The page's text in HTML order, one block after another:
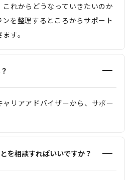
これからどうなっていきたいのか
を整理するところからサポート
す。
ャリアアドバイザーから、サポー
を相談すればいいですか？